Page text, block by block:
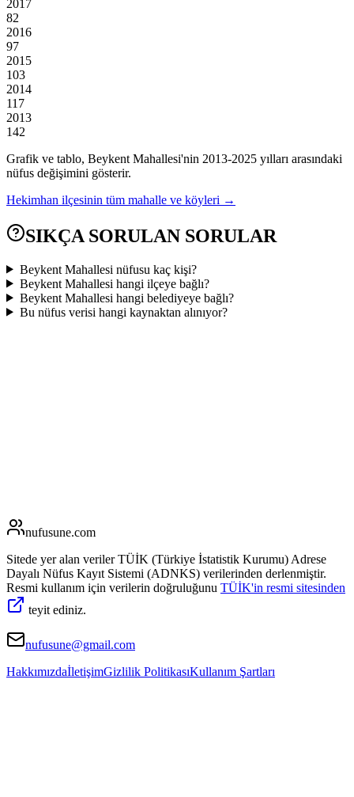
2017
82
2016
97
2015
103
2014
117
2013
142
Grafik ve tablo, Beykent Mahallesi'nin 2013-2025 yılları arasındaki
nüfus değişimini gösterir.
Hekimhan ilçesinin tüm mahalle ve köyleri →
SIKÇA SORULAN SORULAR
Beykent Mahallesi nüfusu kaç kişi?
Beykent Mahallesi hangi ilçeye bağlı?
Beykent Mahallesi hangi belediyeye bağlı?
Bu nüfus verisi hangi kaynaktan alınıyor?
nufusune.com
Sitede yer alan veriler TÜİK (Türkiye İstatistik Kurumu) Adrese
Dayalı Nüfus Kayıt Sistemi (ADNKS) verilerinden derlenmiştir.
Resmi kullanım için verilerin doğruluğunu TÜİK'in resmi sitesinden
teyit ediniz.
nufusune@gmail.com
HakkımızdaİletişimGizlilik PolitikasıKullanım Şartları